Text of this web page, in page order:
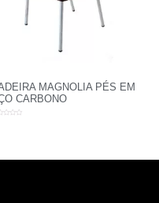
MAGNOLIA PÉS EM
CARBONO